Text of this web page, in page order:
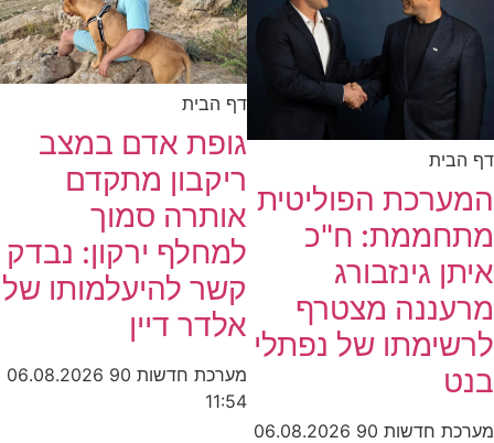
דף הבית
המערכת הפוליטית
מתחממת: ח"כ
איתן גינזבורג
מרעננה מצטרף
לרשימתו של נפתלי
בנט
מערכת חדשות 90
06.08.2026
דף הבית
גופת אדם במצב
ריקבון מתקדם
אותרה סמוך
למחלף ירקון: נבדק
קשר להיעלמותו של
אלדר דיין
מערכת חדשות 90
06.08.2026
11:54